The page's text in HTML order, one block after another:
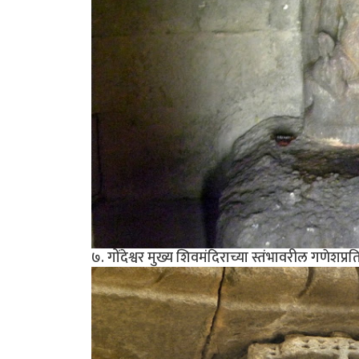
७. गोंदेश्वर मुख्य शिवमंदिराच्या स्तंभावरील